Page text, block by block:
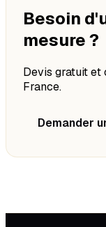
Besoin
mesure ?
Devis gratuit
France.
Demander